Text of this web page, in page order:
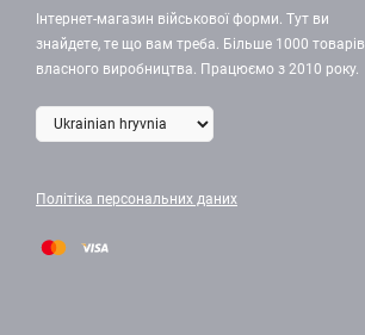
Інтернет-магазин військової форми. Тут ви
знайдете, те що вам треба. Більше 1000 товарів
власного виробництва. Працюємо з 2010 року.
Політіка персональних даних